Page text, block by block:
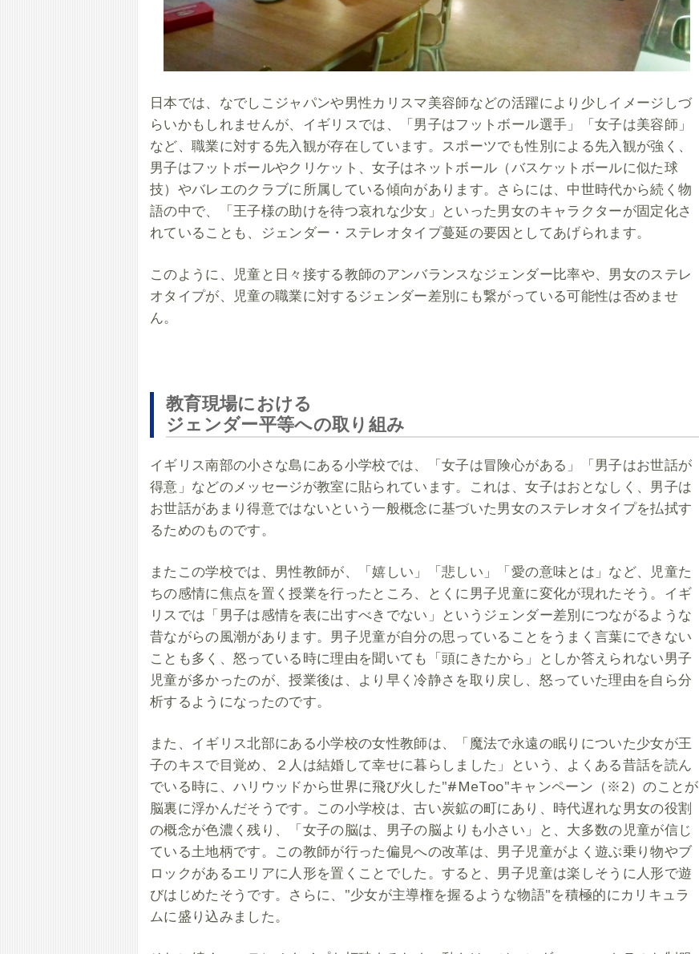
日本では、なでしこジャパンや男性カリスマ美容師などの活躍により少しイメージしづ
らいかもしれませんが、イギリスでは、「男子はフットボール選手」「女子は美容師」
など、職業に対する先入観が存在しています。スポーツでも性別による先入観が強く、
男子はフットボールやクリケット、女子はネットボール（バスケットボールに似た球
技）やバレエのクラブに所属している傾向があります。さらには、中世時代から続く物
語の中で、「王子様の助けを待つ哀れな少女」といった男女のキャラクターが固定化さ
れていることも、ジェンダー・ステレオタイプ蔓延の要因としてあげられます。
このように、児童と日々接する教師のアンバランスなジェンダー比率や、男女のステレ
オタイプが、児童の職業に対するジェンダー差別にも繋がっている可能性は否めませ
ん。
教育現場における
ジェンダー平等への取り組み
イギリス南部の小さな島にある小学校では、「女子は冒険心がある」「男子はお世話が
得意」などのメッセージが教室に貼られています。これは、女子はおとなしく、男子は
お世話があまり得意ではないという一般概念に基づいた男女のステレオタイプを払拭す
るためのものです。
またこの学校では、男性教師が、「嬉しい」「悲しい」「愛の意味とは」など、児童た
ちの感情に焦点を置く授業を行ったところ、とくに男子児童に変化が現れたそう。イギ
リスでは「男子は感情を表に出すべきでない」というジェンダー差別につながるような
昔ながらの風潮があります。男子児童が自分の思っていることをうまく言葉にできない
ことも多く、怒っている時に理由を聞いても「頭にきたから」としか答えられない男子
児童が多かったのが、授業後は、より早く冷静さを取り戻し、怒っていた理由を自ら分
析するようになったのです。
また、イギリス北部にある小学校の女性教師は、「魔法で永遠の眠りについた少女が王
子のキスで目覚め、２人は結婚して幸せに暮らしました」という、よくある昔話を読ん
でいる時に、ハリウッドから世界に飛び火した"#MeToo"キャンペーン（※2）のことが
脳裏に浮かんだそうです。この小学校は、古い炭鉱の町にあり、時代遅れな男女の役割
の概念が色濃く残り、「女子の脳は、男子の脳よりも小さい」と、大多数の児童が信じ
ている土地柄です。この教師が行った偏見への改革は、男子児童がよく遊ぶ乗り物やブ
ロックがあるエリアに人形を置くことでした。すると、男子児童は楽しそうに人形で遊
びはじめたそうです。さらに、"少女が主導権を握るような物語"を積極的にカリキュラ
ムに盛り込みました。